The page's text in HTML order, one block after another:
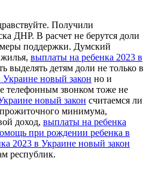
Получили
ДНР. В расчет не берутся доли
меры поддержки. Думский
выплаты на ребенка 2023 в
выделять детям доли не только в
новый закон но и
телефонным звонком тоже не
новый закон считаемся ли
минимума,
доход, выплаты на ребенка
при рождении ребенка в
2023 в Украине новый закон
республик.